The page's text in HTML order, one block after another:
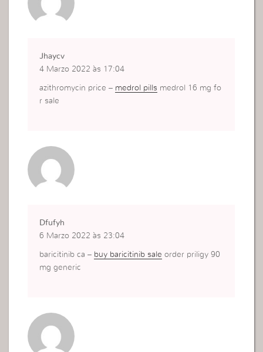
Jhaycv
4 Marzo 2022 às 17:04
azithromycin price – medrol pills medrol 16 mg fo
r sale
Dfufyh
6 Marzo 2022 às 23:04
baricitinib ca – buy baricitinib sale order priligy 90
mg generic